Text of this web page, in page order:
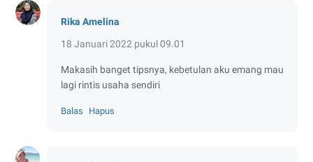
Rika Amelina
18 Januari 2022 pukul 09.01
Makasih banget tipsnya, kebetulan aku emang mau
lagi rintis usaha sendiri
Balas Hapus